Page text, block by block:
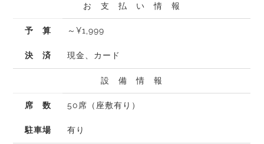
お 支 払 い 情 報
予 算
決 済
～¥1,999
現金、カード
設 備 情 報
席 数
駐車場
50席（座敷有り）
有り